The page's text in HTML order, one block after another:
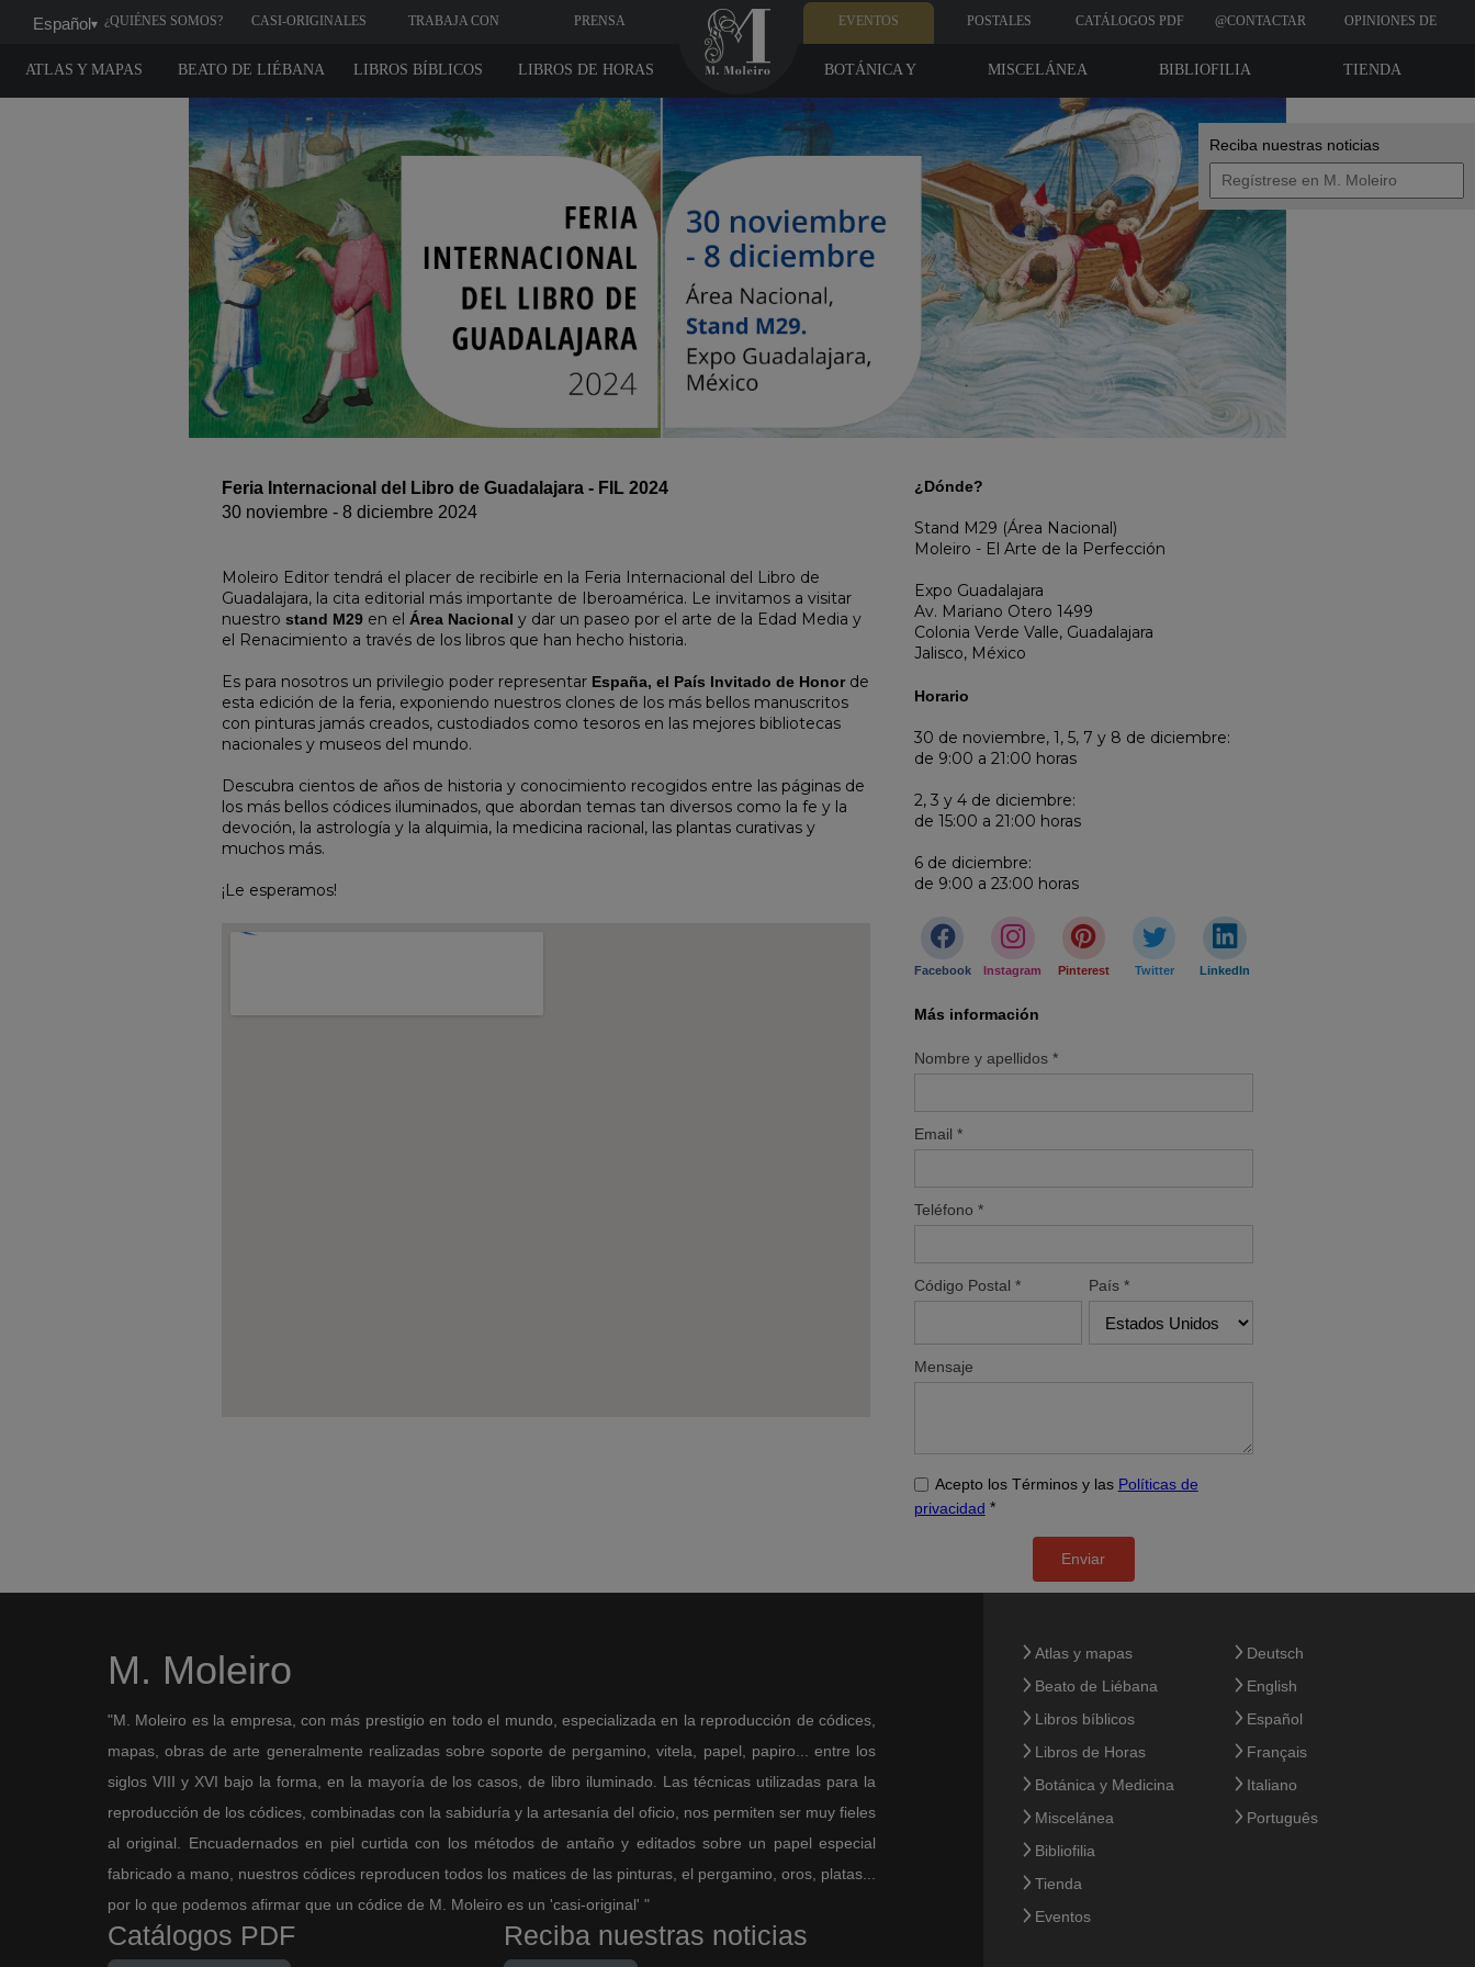
Reciba nuestras noticias
Español▾ ¿QUIÉNES SOMOS? CASI-ORIGINALES TRABAJA CON PRENSA EVENTOS POSTALES CATÁLOGOS PDF @CONTACTAR OPINIONES DE
ATLAS Y MAPAS BEATO DE LIÉBANA LIBROS BÍBLICOS LIBROS DE HORAS TIENDA
BIBLIOFILIA
MISCELÁNEA
BOTÁNICA Y
Feria Internacional del Libro de Guadalajara - FIL 2024
30 noviembre - 8 diciembre 2024
Moleiro Editor tendrá el placer de recibirle en la Feria Internacional del Libro de
Guadalajara, la cita editorial más importante de Iberoamérica. Le invitamos a visitar
nuestro stand M29 en el Área Nacional y dar un paseo por el arte de la Edad Media y
el Renacimiento a través de los libros que han hecho historia.
Es para nosotros un privilegio poder representar España, el País Invitado de Honorde
esta edición de la feria, exponiendo nuestros clones de los más bellos manuscritos
con pinturas jamás creados, custodiados como tesoros en las mejores bibliotecas
nacionales y museos del mundo.
Descubra cientos de años de historia y conocimiento recogidos entre las páginas de
los más bellos códices iluminados, que abordan temas tan diversos como la fe y la
devoción, la astrología y la alquimia, la medicina racional, las plantas curativas y
muchos más.
¡Le esperamos!
¿Dónde?
Stand M29 (Área Nacional)
Moleiro - El Arte de la Perfección
Expo Guadalajara
Av. Mariano Otero 1499
Colonia Verde Valle, Guadalajara
Jalisco, México
Horario
30 de noviembre, 1, 5, 7 y 8 de diciembre:
de 9:00 a 21:00 horas
2, 3 y 4 de diciembre:
de 15:00 a 21:00 horas
6 de diciembre:
de 9:00 a 23:00 horas
Facebook Instagram Pinterest Twitter LinkedIn
Más información
Nombre y apellidos*
Email *
Teléfono *
Código Postal * País*
Mensaje
Acepto los Términos y las Políticas de
privacidad *
Enviar
M. Moleiro
"M. Moleiro es la empresa, con más prestigio en todo el mundo, especializada en la reproducción de códices,
mapas, obras de arte generalmente realizadas sobre soporte de pergamino, vitela, papel, papiro... entre los
siglos VIII y XVI bajo la forma, en la mayoría de los casos, de libro iluminado. Las técnicas utilizadas para la
reproducción de los códices, combinadas con la sabiduría y la artesanía del oficio, nos permiten ser muy fieles
al original. Encuadernados en piel curtida con los métodos de antaño y editados sobre un papel especial
fabricado a mano, nuestros códices reproducen todos los matices de las pinturas, el pergamino, oros, platas...
por lo que podemos afirmar que un códice de M. Moleiro es un 'casi-original' "
Catálogos PDF Reciba nuestras noticias
Atlas y mapas
Beato de Liébana
Libros bíblicos
Libros de Horas
Botánica y Medicina
Miscelánea
Bibliofilia
Tienda
Eventos
Deutsch
English
Español
Français
Italiano
Português